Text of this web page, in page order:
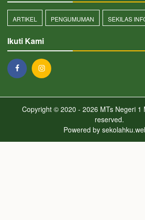
ARTIKEL PENGUMUMAN SEKILAS
Ikuti Kami
Copyright © 2020 - 2026 MTs Negeri 1
reserved.
Powered by